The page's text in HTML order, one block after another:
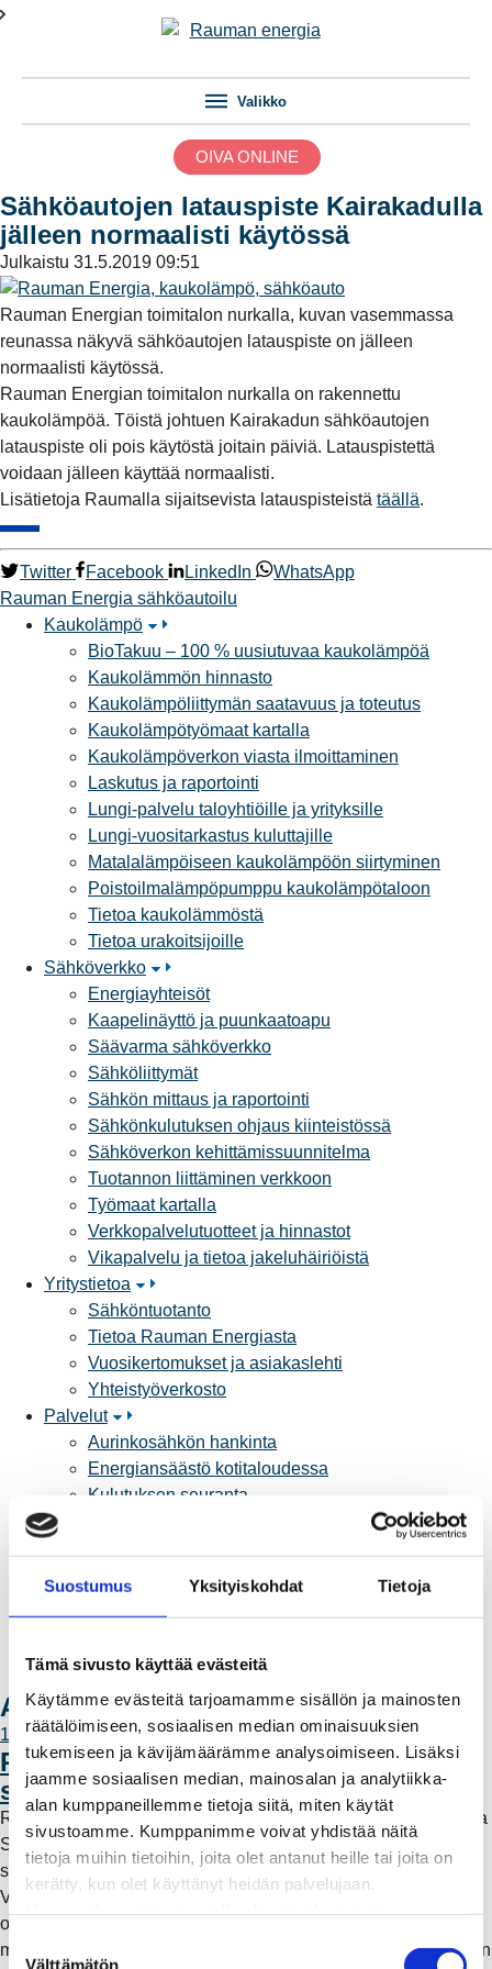
Suostumus Yksityiskohdat Tietoja
Tämä sivusto käyttää evästeitä
Käytämme evästeitä tarjoamamme sisällön ja mainosten
räätälöimiseen, sosiaalisen median ominaisuuksien
tukemiseen ja kävijämäärämme analysoimiseen. Lisäksi
jaamme sosiaalisen median, mainosalan ja analytiikka-
alan kumppaneillemme tietoja siitä, miten käytät
sivustoamme. Kumppanimme voivat yhdistää näitä
tietoja muihin tietoihin, joita olet antanut heille tai joita on
kerätty, kun olet käyttänyt heidän palvelujaan.
S
Välttämätön
Valikko
OIVA ONLINE
Sähköautojen latauspiste Kairakadulla
jälleen normaalisti käytössä
Julkaistu 31.5.2019 09:51
Rauman Energian toimitalon nurkalla, kuvan vasemmassa
reunassa näkyvä sähköautojen latauspiste on jälleen
normaalisti käytössä.
Rauman Energian toimitalon nurkalla on rakennettu
kaukolämpöä. Töistä johtuen Kairakadun sähköautojen
latauspiste oli pois käytöstä joitain päiviä. Latauspistettä
voidaan jälleen käyttää normaalisti.
Lisätietoja Raumalla sijaitsevista latauspisteistä täällä.
Twitter Facebook LinkedIn
WhatsApp
Rauman Energia sähköautoilu
Kaukolämpö
BioTakuu – 100 % uusiutuvaa kaukolämpöä
Kaukolämmön hinnasto
Kaukolämpöliittymän saatavuus ja toteutus
Kaukolämpötyömaat kartalla
Kaukolämpöverkon viasta ilmoittaminen
Laskutus ja raportointi
Lungi-palvelu taloyhtiöille ja yrityksille
Lungi-vuositarkastus kuluttajille
Matalalämpöiseen kaukolämpöön siirtyminen
Poistoilmalämpöpumppu kaukolämpötaloon
Tietoa kaukolämmöstä
Tietoa urakoitsijoille
Sähköverkko
Energiayhteisöt
Kaapelinäyttö ja puunkaatoapu
Säävarma sähköverkko
Sähköliittymät
Sähkön mittaus ja raportointi
Sähkönkulutuksen ohjaus kiinteistössä
Sähköverkon kehittämissuunnitelma
Tuotannon liittäminen verkkoon
Työmaat kartalla
Verkkopalvelutuotteet ja hinnastot
Vikapalvelu ja tietoa jakeluhäiriöistä
Yritystietoa
Sähköntuotanto
Tietoa Rauman Energiasta
Vuosikertomukset ja asiakaslehti
Yhteistyöverkosto
Palvelut
Aurinkosähkön hankinta
Energiansäästö kotitaloudessa
Kulutuksen seuranta
Valtakirja ja asiointi toisen puolesta
Ota yhteyttä
Ajankohtaista
11.6.2026 12:00
Rauman Energia vahvistaa rooliaan
sähköntuotannossa
Rauman Energia on ostanut lisää osuuksia sähköntuotannosta
Suomessa ja Pohjoismaissa, kun Kokemäen Sähkö Oy myi
sähköntuotanto-osuutensa Rauman Energia Oy:lle.
Vappuaattona toteutunut kauppa parantaa yhtiön
omavaraisuutta ja lisää päästötöntä sähköntuotantoa. Mutta
mitä tämä tarkoittaa käytännössä – ja miksi sähköntuotantoa on